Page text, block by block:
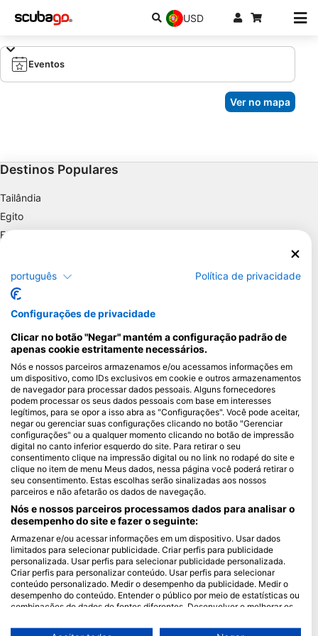
USD
Eventos
Ver no mapa
Destinos Populares
Tailândia
Egito
Espanha
Flórida
Filipinas
México
Empresa
Blue Oceans
Perguntas frequentes
Política de Privacidade
Termos de utilização
Imprimir
Ser Membro
Torne-se um Parceiro
HEAD Watersports
SSI
LiveAboard.com
Mares
Aqualung
português Política de privacidade
Configurações de privacidade
Clicar no botão "Negar" mantém a configuração padrão de
apenas cookie estritamente necessários.
Nós e nossos parceiros armazenamos e/ou acessamos informações em
um dispositivo, como IDs exclusivos em cookie e outros armazenamentos
de navegador para processar dados pessoais. Alguns fornecedores
podem processar os seus dados pessoais com base em interesses
legítimos, para se opor a isso abra as "Configurações". Você pode aceitar,
negar ou gerenciar suas configurações clicando no botão "Gerenciar
configurações" ou a qualquer momento clicando no botão de impressão
digital no canto inferior esquerdo do site. Para retirar o seu
consentimento clique na impressão digital ou no link no rodapé do site e
clique no item de menu Meus dados, nessa página você poderá retirar o
seu consentimento. Estas escolhas serão sinalizadas aos nossos
parceiros e não afetarão os dados de navegação.
Nós e nossos parceiros processamos dados para analisar o
desempenho do site e fazer o seguinte:
Armazenar e/ou acessar informações em um dispositivo. Usar dados
limitados para selecionar publicidade. Criar perfis para publicidade
personalizada. Usar perfis para selecionar publicidade personalizada.
Criar perfis para personalizar conteúdo. Usar perfis para selecionar
conteúdo personalizado. Medir o desempenho da publicidade. Medir o
desempenho do conteúdo. Entender o público por meio de estatísticas ou
combinações de dados de fontes diferentes. Desenvolver e melhorar os